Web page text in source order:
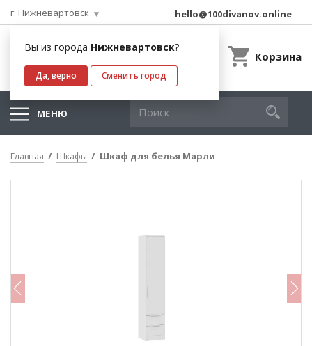
г. Нижневартовск
Вы из города Нижневартовск?
Да, верно Сменить город
hello@100divanov.online
Корзина
МЕНЮ
Главная Шкафы Шкаф для белья Марли